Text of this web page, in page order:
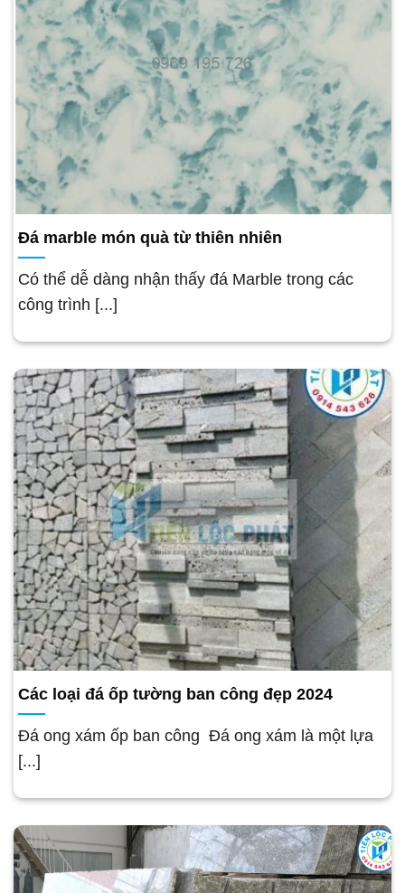
Đá marble món quà từ thiên nhiên
Có thể dễ dàng nhận thấy đá Marble trong các
công trình [...]
Các loại đá ốp tường ban công đẹp 2024
Đá ong xám ốp ban công Đá ong xám là một lựa
[...]